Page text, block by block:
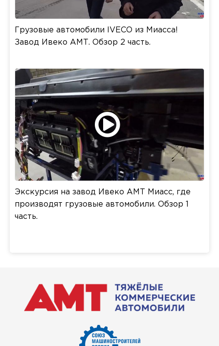
Грузовые автомобили IVECO из Миасса!
Завод Ивеко АМТ. Обзор 2 часть.
Экскурсия на завод Ивеко АМТ Миасс, где
производят грузовые автомобили. Обзор 1
часть.